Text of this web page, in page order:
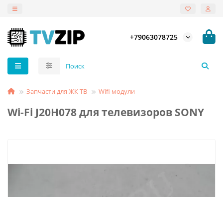
+79063078725
Запчасти для ЖК ТВ Wifi модули
Wi-Fi J20H078 для телевизоров SONY